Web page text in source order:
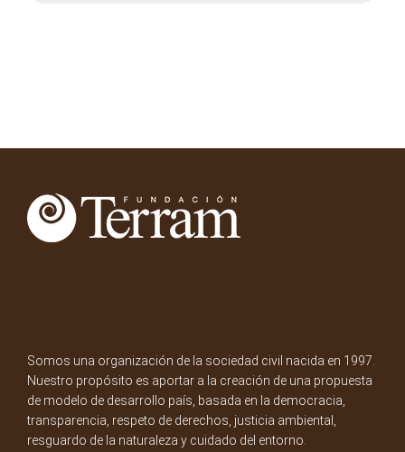
Somos una organización de la sociedad civil nacida en 1997.
Nuestro propósito es aportar a la creación de una propuesta
de modelo de desarrollo país, basada en la democracia,
transparencia, respeto de derechos, justicia ambiental,
resguardo de la naturaleza y cuidado del entorno.